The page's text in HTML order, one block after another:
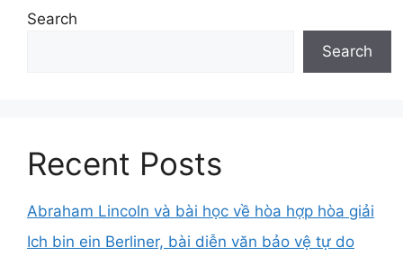
Search
Search
Recent Posts
Abraham Lincoln và bài học về hòa hợp hòa giải
Ich bin ein Berliner, bài diễn văn bảo vệ tự do